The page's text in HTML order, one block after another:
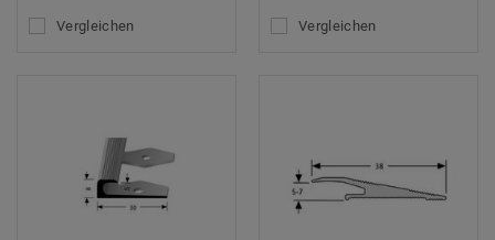
Vergleichen Vergleichen